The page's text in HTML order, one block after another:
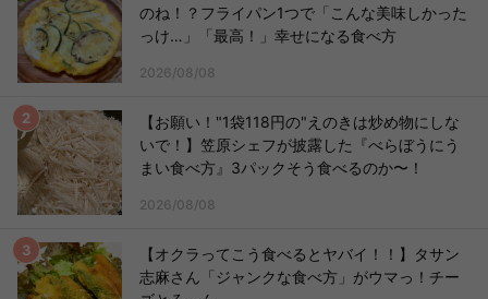
のね！？フライパン1つで「こんな美味しかった
っけ…」「最高！」幸せになる食べ方
2026/08/08
【お願い！"1袋118円の"えのきは炒め物にしな
いで！】笠原シェフが披露した『べらぼうにう
まい食べ方』3パックそう食べるのか〜！
2026/08/08
【オクラってこう食べるとヤバイ！！】タサン
志麻さん「ジャンクな食べ方」がウマっ！チー